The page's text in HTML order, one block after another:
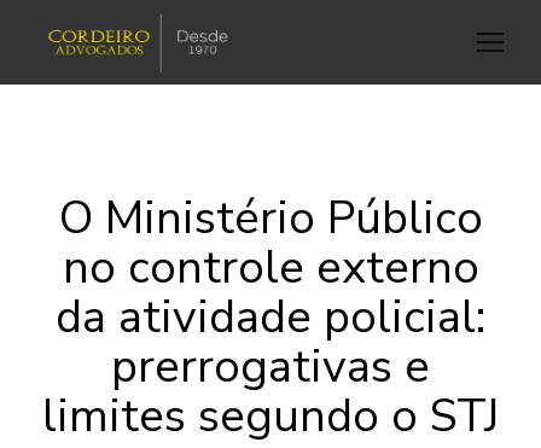
O Ministério Público
no controle externo
da atividade policial:
prerrogativas e
limites segundo o STJ